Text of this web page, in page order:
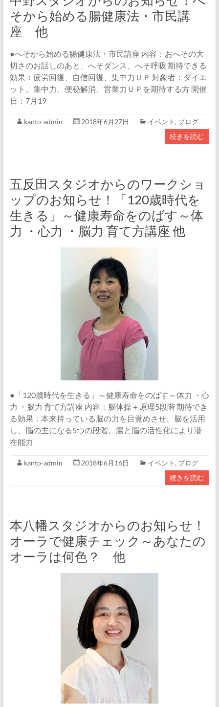
そから始める腸健康法・市民講
座 他
●へそから始める腸健康法・市民講座 内容：おへその大
切さのお話しのあと、へそダンス、へそ呼吸 期待できる
効果：疲労回復、自信回復、集中力ＵＰ 対象者：ダイエ
ット、集中力、便秘解消、営業力ＵＰを期待する方 開催
日：7月19
kanto-admin 2018年6月27日 イベント , ブログ
続きを読む
五反田スタジオからのワークショ
ップのお知らせ！「120歳時代を
生きる」～健康寿命をのばす～体
力 ・心力 ・脳力 育て方講座 他
●「120歳時代を生きる」～健康寿命をのばす～体力 ・心
力 ・脳力 育て方講座 内容：脳体操＋原理5段階 期待でき
る効果：本来持っている脳の力を目覚めさせ、脳を活用
し、脳の主になる5つの段階。腸と脳の活性化により潜
在能力
kanto-admin 2018年6月16日 イベント , ブログ
続きを読む
本八幡スタジオからのお知らせ！
オーラで健康チェック～あなたの
オーラは何色？ 他